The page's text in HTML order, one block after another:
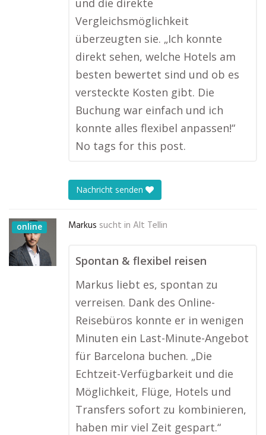
und die direkte
Vergleichsmöglichkeit
überzeugten sie. „Ich konnte
direkt sehen, welche Hotels am
besten bewertet sind und ob es
versteckte Kosten gibt. Die
Buchung war einfach und ich
konnte alles flexibel anpassen!“
No tags for this post.
Nachricht senden
online Markus sucht in Alt Tellin
Spontan & flexibel reisen
Markus liebt es, spontan zu
verreisen. Dank des Online-
Reisebüros konnte er in wenigen
Minuten ein Last-Minute-Angebot
für Barcelona buchen. „Die
Echtzeit-Verfügbarkeit und die
Möglichkeit, Flüge, Hotels und
Transfers sofort zu kombinieren,
haben mir viel Zeit gespart.“